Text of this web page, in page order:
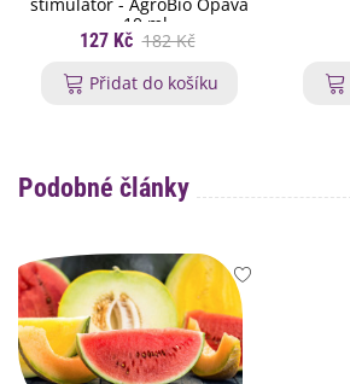
stimulátor - AgroBio Opava
- 10 ml
127 Kč 182 Kč
Přidat do košíku
Podobné články